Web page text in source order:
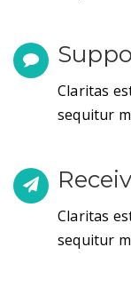
Claritas
sequitur
Claritas
sequitur